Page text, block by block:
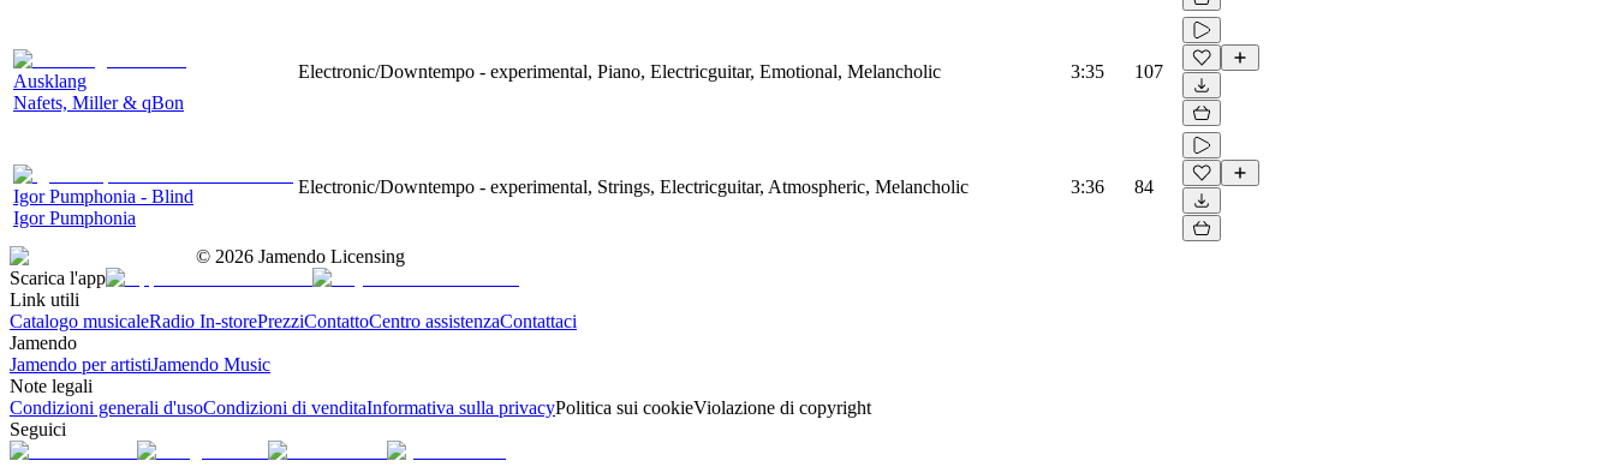
Ausklang
Nafets, Miller & qBon
Electronic/Downtempo - experimental, Piano, Electricguitar, Emotional, Melancholic 3:35 107
Igor Pumphonia - Blind
Igor Pumphonia
Electronic/Downtempo - experimental, Strings, Electricguitar, Atmospheric, Melancholic 3:36 84
© 2026 Jamendo Licensing
Scarica l'app
Link utili
Catalogo musicaleRadio In-storePrezziContattoCentro assistenzaContattaci
Jamendo
Jamendo per artistiJamendo Music
Note legali
Condizioni generali d'usoCondizioni di venditaInformativa sulla privacyPolitica sui cookieViolazione di copyright
Seguici